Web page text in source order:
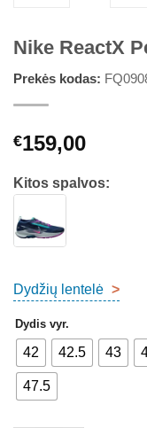
Nike ReactX
Prekės kodas:
€159,00
Kitos spalvos:
Dydžių lentelė >
Dydis vyr.
42 42.5 43
47.5